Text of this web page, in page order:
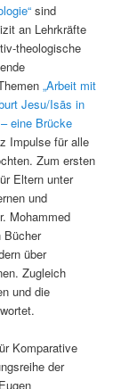
sind
an Lehrkräfte
theologische
„Arbeit mit
Jesu/Isās in
eine Brücke
Impulse für alle
Zum ersten
Eltern unter
und
Mohammed
Bücher
über
Zugleich
und die
Komparative
der